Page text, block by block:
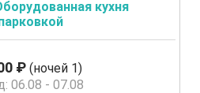
₽ (ночей 1)
06.08 - 07.08